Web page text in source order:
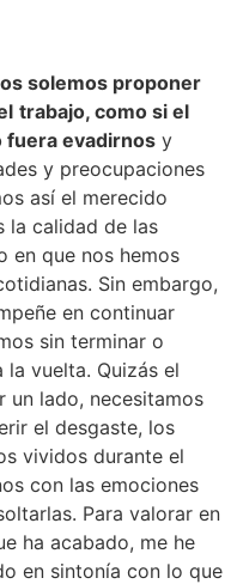
solemos proponer
trabajo, como si el
fuera evadirnos y
y preocupaciones
así el merecido
la calidad de las
en que nos hemos
Sin embargo,
en continuar
sin terminar o
vuelta. Quizás el
un lado, necesitamos
el desgaste, los
vividos durante el
con las emociones
Para valorar en
ha acabado, me he
en sintonía con lo que